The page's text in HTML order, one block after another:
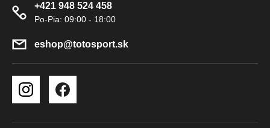
eshop@totosport.sk
+421 948 524 458